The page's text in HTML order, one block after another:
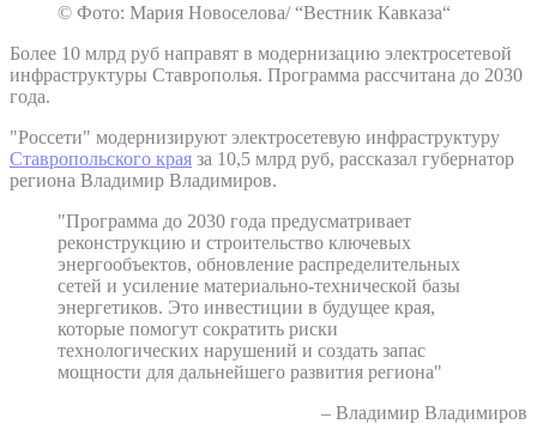
© Фото: Мария Новоселова/ “Вестник Кавказа“
Более 10 млрд руб направят в модернизацию электросетевой
инфраструктуры Ставрополья. Программа рассчитана до 2030
года.
"Россети" модернизируют электросетевую инфраструктуру
Ставропольского края за 10,5 млрд руб, рассказал губернатор
региона Владимир Владимиров.
"Программа до 2030 года предусматривает
реконструкцию и строительство ключевых
энергообъектов, обновление распределительных
сетей и усиление материально-технической базы
энергетиков. Это инвестиции в будущее края,
которые помогут сократить риски
технологических нарушений и создать запас
мощности для дальнейшего развития региона"
– Владимир Владимиров